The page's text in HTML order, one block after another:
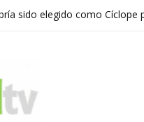
sido elegido como Cíclope